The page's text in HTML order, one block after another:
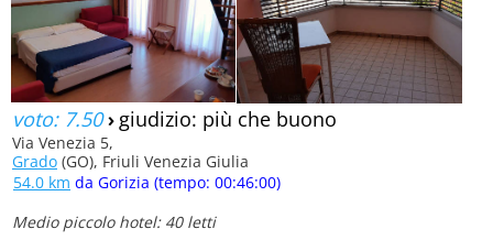
voto: 7.50› giudizio: più che buono
Via Venezia 5,
Grado (GO), Friuli Venezia Giulia
54.0 km da Gorizia (tempo: 00:46:00)
Medio piccolo hotel: 40 letti